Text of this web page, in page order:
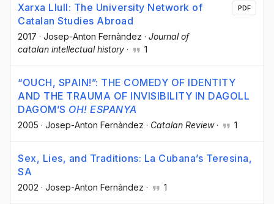
Xarxa Llull: The University Network of
Catalan Studies Abroad
2017 · Josep-Anton Fernàndez · Journal of
catalan intellectual history · 1
PDF
“OUCH, SPAIN!”: THE COMEDY OF IDENTITY
AND THE TRAUMA OF INVISIBILITY IN DAGOLL
DAGOM’S OH! ESPANYA
2005 · Josep-Anton Fernàndez · Catalan Review· 1
Sex, Lies, and Traditions: La Cubana’s Teresina,
SA
2002 · Josep-Anton Fernàndez · 1